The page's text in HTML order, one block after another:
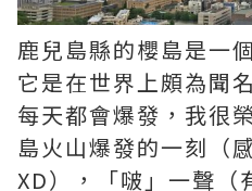
鹿兒島縣的櫻島是一
它是在世界上頗為聞
每天都會爆發，我很
島火山爆發的一刻（
XD），「啵」一聲（